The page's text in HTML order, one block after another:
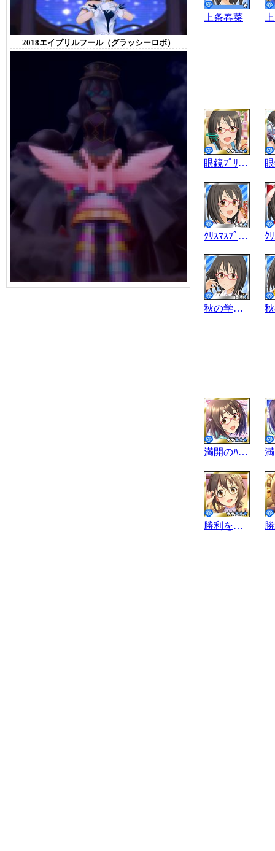
上条春菜
眼鏡ﾌﾟﾘﾝｾｽ
ｸﾘｽﾏｽﾌﾟﾚｾﾞﾝﾄ
秋の学園祭
満開のﾊﾟﾉﾗﾏ
勝利を智る日
2018エイプリルフール（グラッシーロボ）